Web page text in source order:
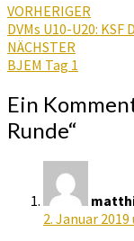
VORHERIGER
DVMs U10-U20:
NÄCHSTER
BJEM Tag 1
Ein
Runde“
2. Januar